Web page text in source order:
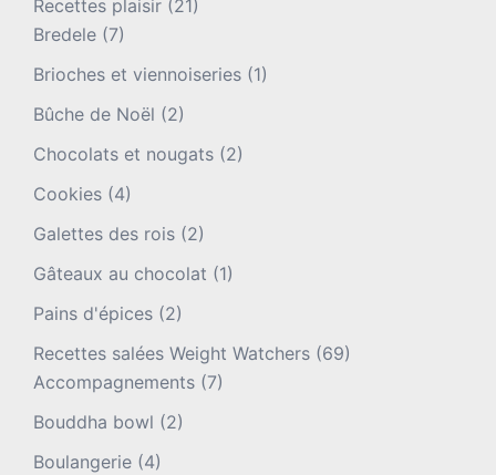
Recettes plaisir (21)
Bredele (7)
Brioches et viennoiseries (1)
Bûche de Noël (2)
Chocolats et nougats (2)
Cookies (4)
Galettes des rois (2)
Gâteaux au chocolat (1)
Pains d'épices (2)
Recettes salées Weight Watchers (69)
Accompagnements (7)
Bouddha bowl (2)
Boulangerie (4)